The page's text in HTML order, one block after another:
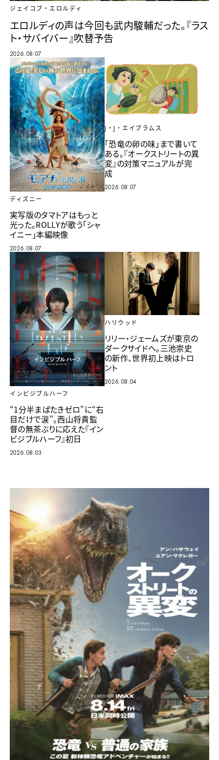
ジェイコブ・エロルディ
エロルディの声は今回も武内駿輔だった。『ラス
ト・サバイバー』吹替予告
2026.08.07
ディズニー
実写版のタマトアはもっと
光った。ROLLYが歌う「シャ
イニー」本編映像
2026.08.07
J・J・エイブラムス
「恐竜の卵の味」まで書いて
ある。『オークストリートの異
変』の対策マニュアルが完
成
2026.08.07
インビジブルハーフ
“1分半まばたきゼロ”に“右
目だけで涙”。西山将貴監
督の無茶ぶりに応えた『イン
ビジブルハーフ』初日
2026.08.03
ハリウッド
リリー・ジェームズが東京の
ダークサイドへ。三池崇史
の新作、世界初上映はトロ
ント
2026.08.04